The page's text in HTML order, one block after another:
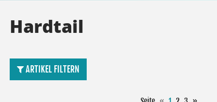
Hardtail
ARTIKEL FILTERN